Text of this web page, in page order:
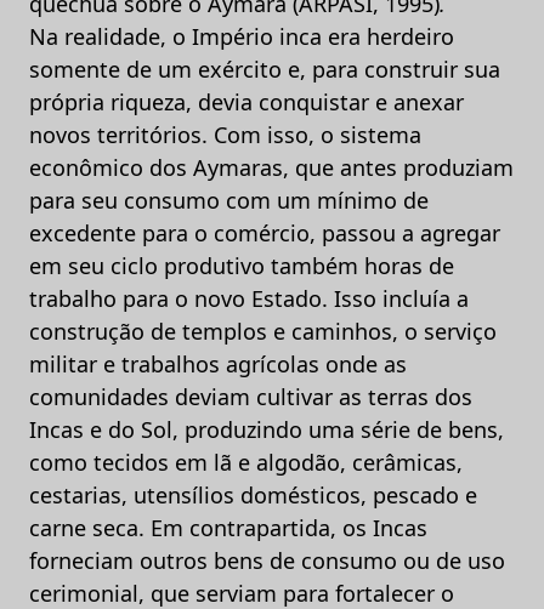
Na realidade, o Império inca era herdeiro
somente de um exército e, para construir sua
própria riqueza, devia conquistar e anexar
novos territórios. Com isso, o sistema
econômico dos Aymaras, que antes produziam
para seu consumo com um mínimo de
excedente para o comércio, passou a agregar
em seu ciclo produtivo também horas de
trabalho para o novo Estado. Isso incluía a
construção de templos e caminhos, o serviço
militar e trabalhos agrícolas onde as
comunidades deviam cultivar as terras dos
Incas e do Sol, produzindo uma série de bens,
como tecidos em lã e algodão, cerâmicas,
cestarias, utensílios domésticos, pescado e
carne seca. Em contrapartida, os Incas
forneciam outros bens de consumo ou de uso
cerimonial, que serviam para fortalecer o